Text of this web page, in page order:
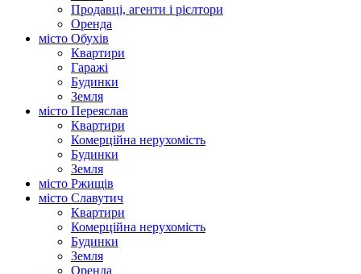
Продавці, агенти і рієлтори
Оренда
місто Обухів
Квартири
Гаражі
Будинки
Земля
місто Переяслав
Квартири
Комерційна нерухомість
Будинки
Земля
місто Ржищів
місто Славутич
Квартири
Комерційна нерухомість
Будинки
Земля
Оренда